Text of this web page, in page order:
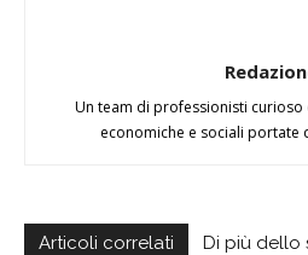
Un team di professionisti
economiche e sociali portate
Articoli correlati Di più dello